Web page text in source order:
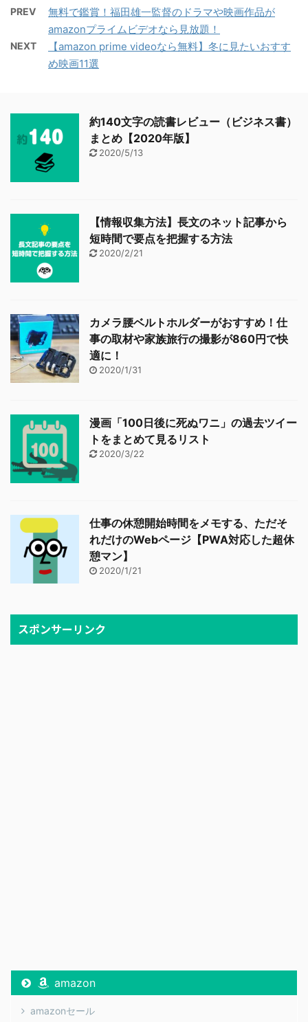
PREV
無料で鑑賞！福田雄一監督のドラマや映画作品が
amazonプライムビデオなら見放題！
NEXT
【amazon prime videoなら無料】冬に見たいおすす
め映画11選
約140文字の読書レビュー（ビジネス書）
まとめ【2020年版】
2020/5/13
【情報収集方法】長文のネット記事から
短時間で要点を把握する方法
2020/2/21
カメラ腰ベルトホルダーがおすすめ！仕
事の取材や家族旅行の撮影が860円で快
適に！
2020/1/31
漫画「100日後に死ぬワニ」の過去ツイー
トをまとめて見るリスト
2020/3/22
仕事の休憩開始時間をメモする、ただそ
れだけのWebページ【PWA対応した超休
憩マン】
2020/1/21
スポンサーリンク
amazon
amazonセール